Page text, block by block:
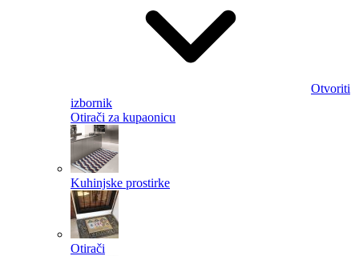
Otvoriti
izbornik
Otirači za kupaonicu
Kuhinjske prostirke
Otirači